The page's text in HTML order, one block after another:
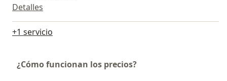
Detalles
+1 servicio
¿Cómo funcionan los precios?